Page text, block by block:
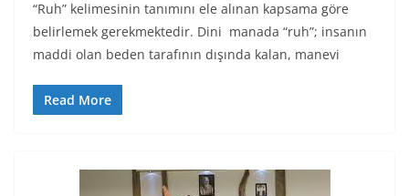
“Ruh” kelimesinin tanımını ele alınan kapsama göre
belirlemek gerekmektedir. Dini manada “ruh”; insanın
maddi olan beden tarafının dışında kalan, manevi
Read More